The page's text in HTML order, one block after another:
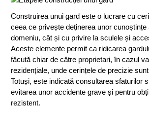
Construirea unui gard este o lucrare cu
ceea ce privește deținerea unor cunoștințe
domeniu, cât și cu privire la sculele și
Aceste elemente permit ca ridicarea
făcută chiar de către proprietari, în cazul
rezidențiale, unde cerințele de precizie
Totuși, este indicată consultarea sfaturilor
evitarea unor accidente grave și pentru
rezistent.